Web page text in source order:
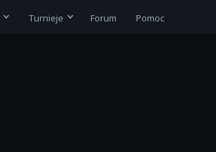
Turnieje Forum Pomoc